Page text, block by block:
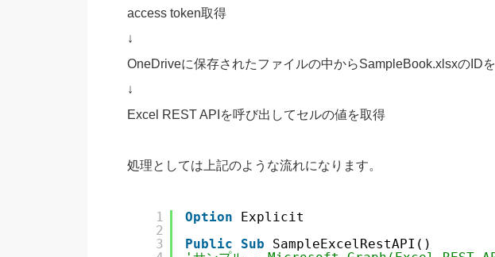
access token取得
↓
OneDriveに保存されたファイルの中からSampleBook.xlsxのID
↓
Excel REST APIを呼び出してセルの値を取得
処理としては上記のような流れになります。
1
2
3
Option
Explicit
Public
Sub
SampleExcelRestAPI()